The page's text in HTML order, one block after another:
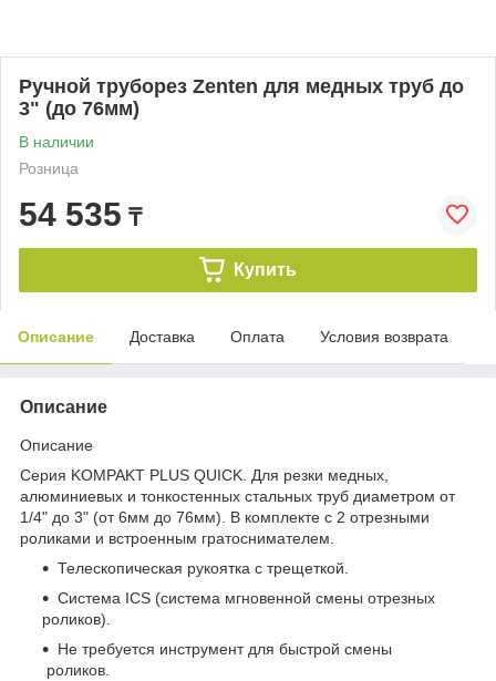
Ручной труборез Zenten для медных труб до
3" (до 76мм)
В наличии
Розница
54 535 ₸
Купить
Описание Доставка Оплата Условия возврата
Описание
Описание
Серия KOMPAKT PLUS QUICK. Для резки медных,
алюминиевых и тонкостенных стальных труб диаметром от
1/4" до 3" (от 6мм до 76мм). В комплекте с 2 отрезными
роликами и встроенным гратоснимателем.
Телескопическая рукоятка с трещеткой.
Система ICS (система мгновенной смены отрезных
роликов).
Не требуется инструмент для быстрой смены
роликов.